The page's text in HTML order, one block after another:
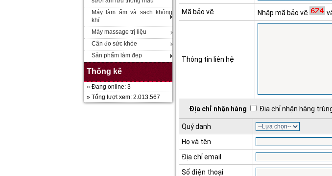
Máy làm ẩm và sạch không
khí
Máy massage trị liệu
Cân đo sức khỏe
Sản phẩm làm đẹp
Thống kê
» Đang online: 3
» Tổng lượt xem: 2.013.567
Mã bảo vệ Nhập mã bảo vệ
Thông tin liên hệ
Địa chỉ nhận hàng Địa chỉ nhận hàng
Quý danh
Họ và tên
Địa chỉ email
Số điện thoại